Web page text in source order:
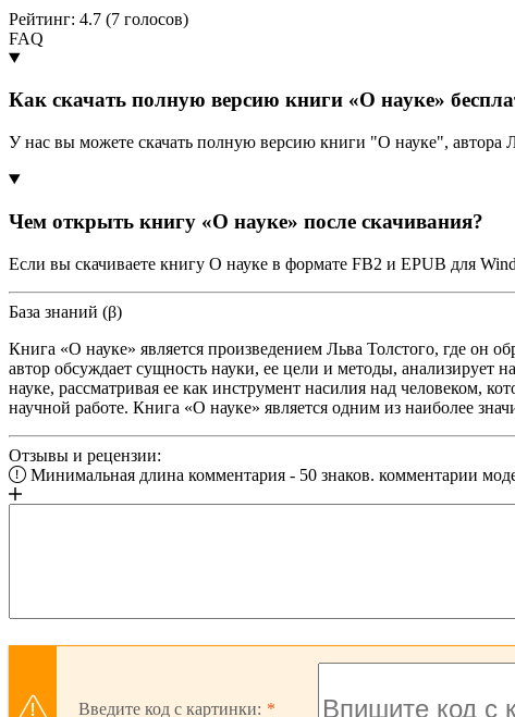
Рейтинг: 4.7 (7 голосов)
FAQ
Как скачать полную версию книги «О науке»
У нас вы можете скачать полную версию книги "О науке",
Чем открыть книгу «О науке» после скачивания?
Если вы скачиваете книгу О науке в формате FB2 и EPUB для
База знаний (β)
Книга «О науке» является произведением Льва Толстого, где он
автор обсуждает сущность науки, ее цели и методы, анализирует
науке, рассматривая ее как инструмент насилия над человеком,
научной работе. Книга «О науке» является одним из наиболее
Отзывы и рецензии:
Минимальная длина комментария - 50 знаков. комментарии
Введите код с картинки: